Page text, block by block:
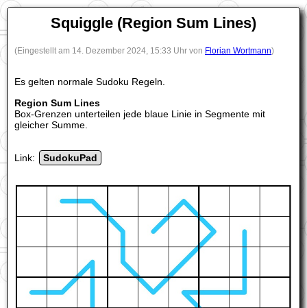
Squiggle (Region Sum Lines)
(Eingestellt am 14. Dezember 2024, 15:33 Uhr von Florian Wortmann)
Es gelten normale Sudoku Regeln.
Region Sum Lines
Box-Grenzen unterteilen jede blaue Linie in Segmente mit
gleicher Summe.
Link: SudokuPad